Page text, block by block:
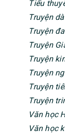
Tiểu
Truyện
Truyện
Truyện
Truyện
Truyện
Truyện
Truyện
Văn học
Văn học